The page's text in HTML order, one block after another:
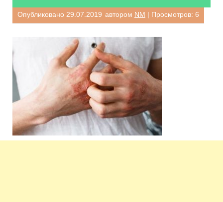
Опубликовано 29.07.2019 автором NM | Просмотров: 6